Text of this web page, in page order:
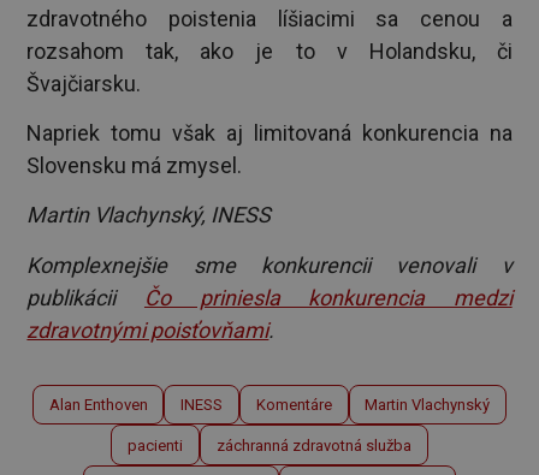
zdravotného poistenia líšiacimi sa cenou a
rozsahom tak, ako je to v Holandsku, či
Švajčiarsku.
Napriek tomu však aj limitovaná konkurencia na
Slovensku má zmysel.
Martin Vlachynský, INESS
Komplexnejšie sme konkurencii venovali v
publikácii Čo priniesla konkurencia medzi
zdravotnými poisťovňami.
Alan Enthoven INESS Komentáre Martin Vlachynský
pacienti záchranná zdravotná služba